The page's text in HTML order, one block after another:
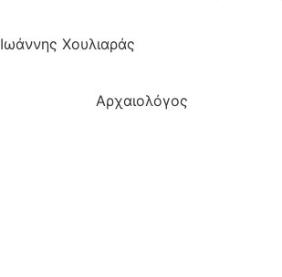
Ιωάννης Χουλιαράς
Aρχαιολόγος